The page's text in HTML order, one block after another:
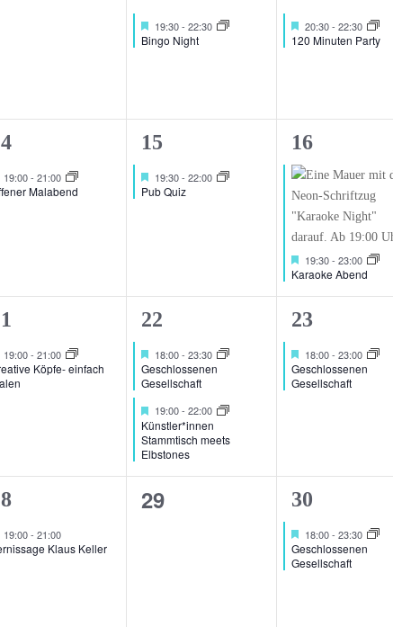
Veranstaltungen,Veranstaltung,
Hervorgehoben
19:30- 22:30
Bingo Night
Hervorgehoben
20:30-22:30
120 Minuten Party
Hervorgehoben
19:00- 21:00
Malabend
1
Veranstaltung,
15
Hervorgehoben
19:30- 22:00
Pub Quiz
1
16
Hervorgehoben
19:30-23:00
Karaoke Abend
Hervorgehoben
19:00- 21:00
Köpfe- einfach
2
Veranstaltungen,
22
Hervorgehoben
18:00- 23:30
Geschlossenen
Gesellschaft
Hervorgehoben
19:00- 22:00
Künstler*innen
Stammtisch meets
Elbstones
1
23
Hervorgehoben
18:00-23:00
Geschlossenen
Gesellschaft
Hervorgehoben
19:00- 21:00
Klaus Keller
0
Veranstaltungen,
29
1
30
Hervorgehoben
18:00-23:30
Geschlossenen
Gesellschaft